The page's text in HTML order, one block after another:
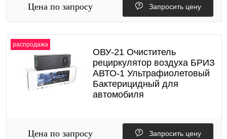
Цена по запросу Запросить цену
распродажа
ОВУ-21 Очиститель
рециркулятор воздуха БРИЗ
АВТО-1 Ультрафиолетовый
Бактерицидный для
автомобиля
Цена по запросу Запросить цену